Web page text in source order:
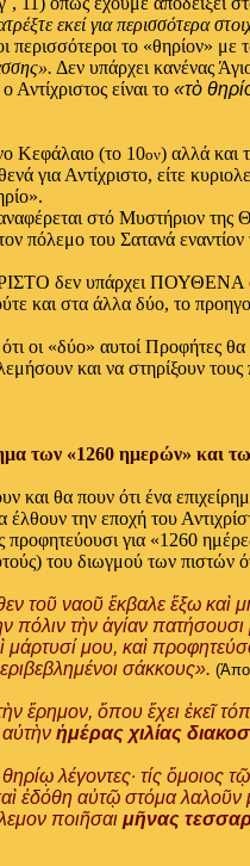
εκεί για περισσότερα
το «θηρίον» με
Δεν υπάρχει κανένας
Αντίχριστος είναι το «τὸ
Κεφάλαιο (το 10ον) αλλά και
για Αντίχριστο, είτε
στό Μυστήριον της
πόλεμο του Σατανά
δεν υπάρχει ΠΟΥΘΕΝΑ
και στα άλλα δύο, το
οι «δύο» αυτοί Προφήτες
και να στηρίξουν
των «1260 ημερών» και
και θα πουν ότι ένα
την εποχή του
προφητεύουσι για «1260
του διωγμού των πιστών
τοῦ ναοῦ ἔκβαλε ἔξω καὶ
πόλιν τὴν ἁγίαν πατήσουσι
μάρτυσί μου, καὶ
σάκκους».
ἔρημον, ὅπου ἔχει ἐκεῖ
ἡμέρας χιλίας
λέγοντες· τίς ὅμοιος
ἐδόθη αὐτῷ στόμα λαλοῦν
ποιῆσαι μῆνας